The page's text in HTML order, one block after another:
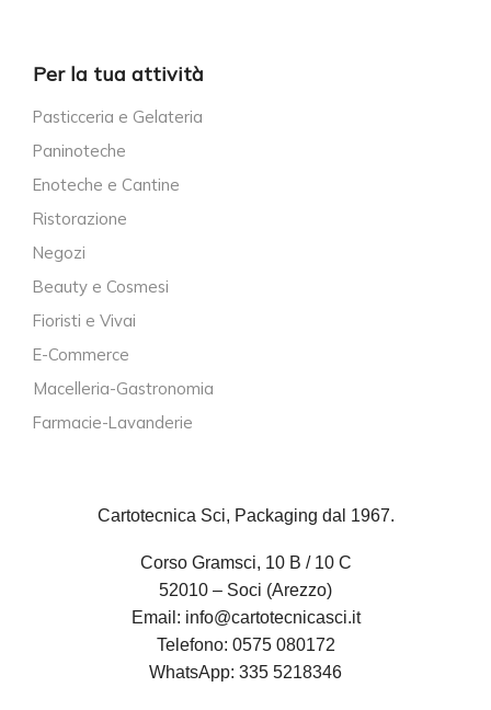
Per la tua attività
Pasticceria e Gelateria
Paninoteche
Enoteche e Cantine
Ristorazione
Negozi
Beauty e Cosmesi
Fioristi e Vivai
E-Commerce
Macelleria-Gastronomia
Farmacie-Lavanderie
Cartotecnica Sci, Packaging dal 1967.
Corso Gramsci, 10 B / 10 C
52010 – Soci (Arezzo)
Email: info@cartotecnicasci.it
Telefono: 0575 080172
WhatsApp: 335 5218346